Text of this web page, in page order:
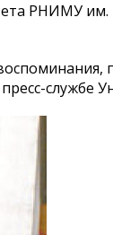
РНИМУ им.
службе